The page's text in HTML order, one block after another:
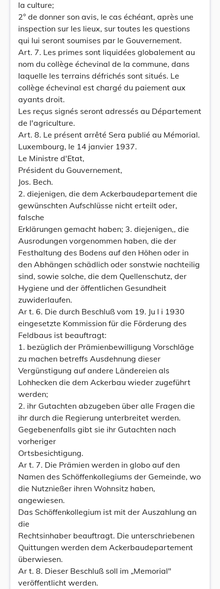
la culture;
2° de donner son avis, le cas échéant, après une
inspection sur les lieux, sur toutes les questions
qui lui seront soumises par le Gouvernement.
Art. 7. Les primes sont liquidées globalement au
nom du collège échevinal de la commune, dans
laquelle les terrains défrichés sont situés. Le
collège échevinal est chargé du paiement aux
ayants droit.
Les reçus signés seront adressés au Département
de l'agriculture.
Art. 8. Le présent arrêté Sera publié au Mémorial.
Luxembourg, le 14 janvier 1937.
Le Ministre d'Etat,
Président du Gouvernement,
Jos. Bech.
2. diejenigen, die dem Ackerbaudepartement die
gewünschten Aufschlüsse nicht erteilt oder,
falsche
Erklärungen gemacht haben; 3. diejenigen,, die
Ausrodungen vorgenommen haben, die der
Festhaltung des Bodens auf den Höhen oder in
den Abhängen schädlich oder sonstwie nachteilig
sind, sowie solche, die dem Quellenschutz, der
Hygiene und der öffentlichen Gesundheit
zuwiderlaufen.
Ar t. 6. Die durch Beschluß vom 19. Ju l i 1930
eingesetzte Kommission für die Förderung des
Feldbaus ist beauftragt:
1. bezüglich der Prämienbewilligung Vorschläge
zu machen betreffs Ausdehnung dieser
Vergünstigung auf andere Ländereien als
Lohhecken die dem Ackerbau wieder zugeführt
werden;
2. ihr Gutachten abzugeben über alle Fragen die
ihr durch die Regierung unterbreitet werden.
Gegebenenfalls gibt sie ihr Gutachten nach
vorheriger
Ortsbesichtigung.
Ar t. 7. Die Prämien werden in globo auf den
Namen des Schöffenkollegiums der Gemeinde, wo
die Nutznießer ihren Wohnsitz haben,
angewiesen.
Das Schöffenkollegium ist mit der Auszahlung an
die
Rechtsinhaber beauftragt. Die unterschriebenen
Quittungen werden dem Ackerbaudepartement
überwiesen.
Ar t. 8. Dieser Beschluß soll im „Memorial"
veröffentlicht werden.